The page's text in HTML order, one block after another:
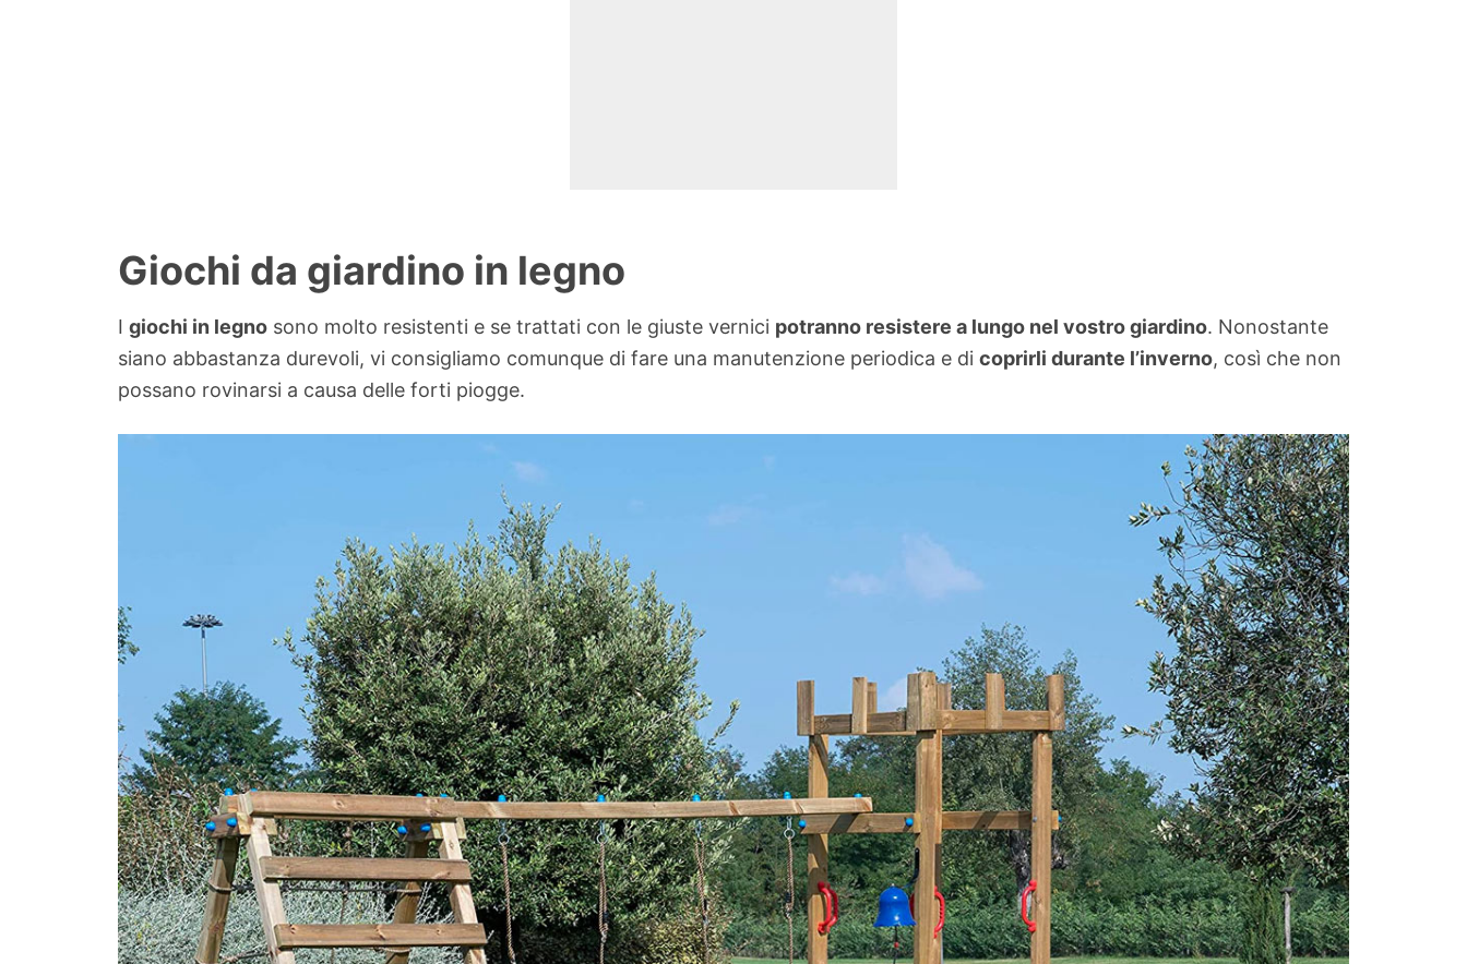
Giochi da giardino in legno
I giochi in legno sono molto resistenti e se trattati con le giuste vernici potranno resistere a lungo nel vostro giardino. Nonostante
siano abbastanza durevoli, vi consigliamo comunque di fare una manutenzione periodica e di coprirli durante l’inverno, così che non
possano rovinarsi a causa delle forti piogge.